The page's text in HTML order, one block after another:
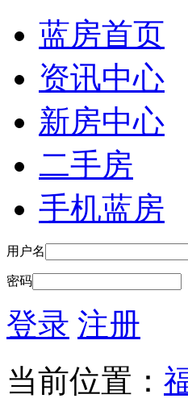
蓝房首页
资讯中心
新房中心
二手房
手机蓝房
用户名
密码
登录 注册
当前位置：